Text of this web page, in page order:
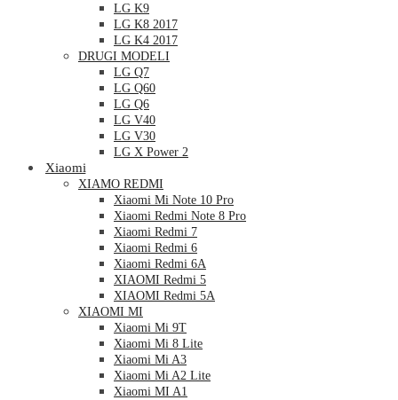
LG K9
LG K8 2017
LG K4 2017
DRUGI MODELI
LG Q7
LG Q60
LG Q6
LG V40
LG V30
LG X Power 2
Xiaomi
XIAMO REDMI
Xiaomi Mi Note 10 Pro
Xiaomi Redmi Note 8 Pro
Xiaomi Redmi 7
Xiaomi Redmi 6
Xiaomi Redmi 6A
XIAOMI Redmi 5
XIAOMI Redmi 5A
XIAOMI MI
Xiaomi Mi 9T
Xiaomi Mi 8 Lite
Xiaomi Mi A3
Xiaomi Mi A2 Lite
Xiaomi MI A1